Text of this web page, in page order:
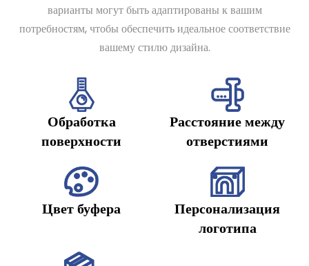
варианты могут быть адаптированы к вашим
потребностям, чтобы обеспечить идеальное соответствие
вашему стилю дизайна.
Обработка
поверхности
Расстояние между
отверстиями
Цвет буфера
Персонализация
логотипа